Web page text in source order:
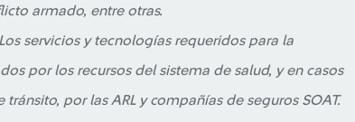
armado, entre otras.
servicios y tecnologías requeridos para la
por los recursos del sistema de salud, y en casos
por las ARL y compañías de seguros SOAT.